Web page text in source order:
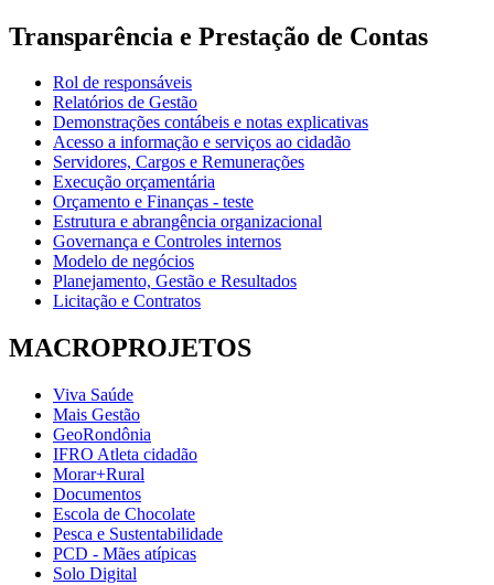
Transparência e Prestação de Contas
Rol de responsáveis
Relatórios de Gestão
Demonstrações contábeis e notas explicativas
Acesso a informação e serviços ao cidadão
Servidores, Cargos e Remunerações
Execução orçamentária
Orçamento e Finanças - teste
Estrutura e abrangência organizacional
Governança e Controles internos
Modelo de negócios
Planejamento, Gestão e Resultados
Licitação e Contratos
MACROPROJETOS
Viva Saúde
Mais Gestão
GeoRondônia
IFRO Atleta cidadão
Morar+Rural
Documentos
Escola de Chocolate
Pesca e Sustentabilidade
PCD - Mães atípicas
Solo Digital